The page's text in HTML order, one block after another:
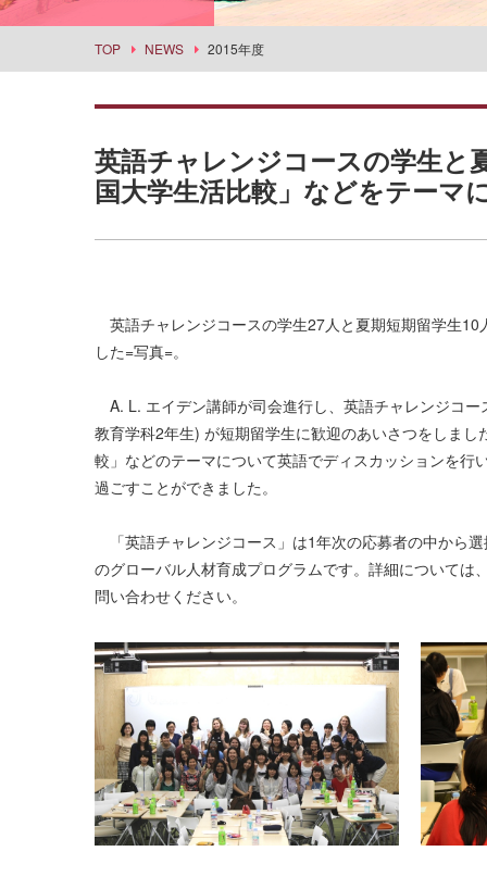
建築学科
景観建築学科
演奏学科
応用音楽学科
薬学科
健康生命薬科学科
環境共生学科
経営学科
目指せる主な進路・取得できる教員免許
男女共同参画推進課
事業部
武庫女エンタープライズ
TOP NEWS 2015年度
英語チャレンジコースの学生と
国大学生活比較」などをテーマ
英語チャレンジコースの学生27人と夏期短期留学生
した=写真=。
A. L. エイデン講師が司会進行し、英語チャレンジコ
教育学科2年生) が短期留学生に歓迎のあいさつをしま
較」などのテーマについて英語でディスカッションを
過ごすことができました。
「英語チャレンジコース」は1年次の応募者の中から
のグローバル人材育成プログラムです。詳細について
問い合わせください。